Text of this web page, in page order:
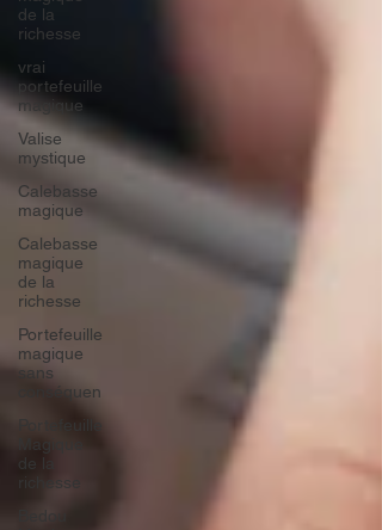
de la
richesse
vrai
portefeuille
magique
Valise
mystique
Calebasse
magique
Calebasse
magique
de la
richesse
Portefeuille
magique
sans
conséquen
Portefeuille
richesse
Bedou